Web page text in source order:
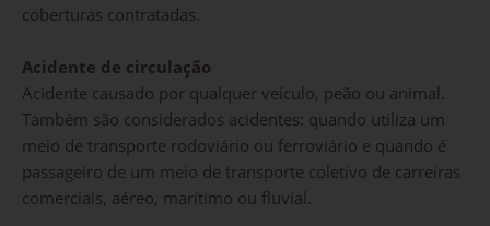
coberturas contratadas.
Acidente de circulação
Acidente causado por qualquer veículo, peão ou animal.
Também são considerados acidentes: quando utiliza um
meio de transporte rodoviário ou ferroviário e quando é
passageiro de um meio de transporte coletivo de carreiras
comerciais, aéreo, marítimo ou fluvial.